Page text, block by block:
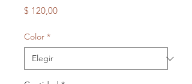
$ 120,00Precio
Color *